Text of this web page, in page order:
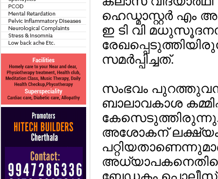
ഹെഡ്മാസ്റ്റര്‍ എം
ഇ ടി വി
സമര്‍പ്പിച്ചത്.
സംഭവം
ബാലാവകാശ
കേസെടുത്തിരുന്നു.
അശോകന് ലക്ഷ്യം